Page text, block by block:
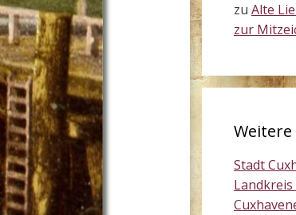
zu Alte
zur
Weitere
Stadt
Landkreis